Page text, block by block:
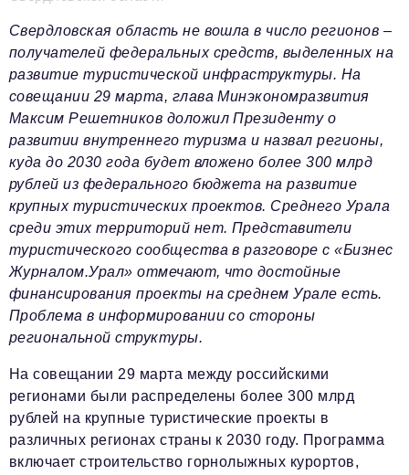
Телефон редакции:+7 495 727-01-67
Электронные почты редакции:
Информационный отдел
info@business-magazine.online
Отдел рекламы
reklama@business-magazine.online
Отдел распространения/редакционная подписка
podpiska@business-magazine.online
Отдел по работе с партнерами
partner@business-magazine.online
Свердловская область не вошла в число регионов –
получателей федеральных средств, выделенных на
развитие туристической инфраструктуры. На
совещании 29 марта, глава Минэкономразвития
Максим Решетников доложил Президенту о
развитии внутреннего туризма и назвал регионы,
куда до 2030 года будет вложено более 300 млрд
рублей из федерального бюджета на развитие
крупных туристических проектов. Среднего Урала
среди этих территорий нет. Представители
туристического сообщества в разговоре с «Бизнес
Журналом.Урал» отмечают, что достойные
финансирования проекты на среднем Урале есть.
Проблема в информировании со стороны
региональной структуры.
На совещании 29 марта между российскими
регионами были распределены более 300 млрд
рублей на крупные туристические проекты в
различных регионах страны к 2030 году. Программа
включает строительство горнолыжных курортов,